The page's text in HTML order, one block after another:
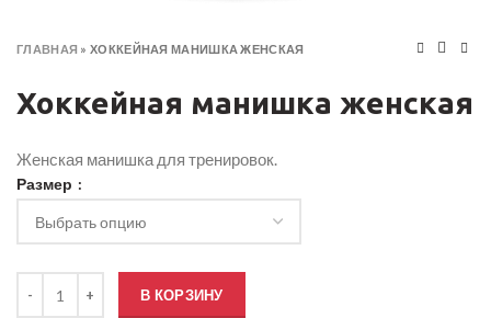
ГЛАВНАЯ »ХОККЕЙНАЯ МАНИШКА ЖЕНСКАЯ
Хоккейная манишка женская
Женская манишка для тренировок.
Размер
В КОРЗИНУ